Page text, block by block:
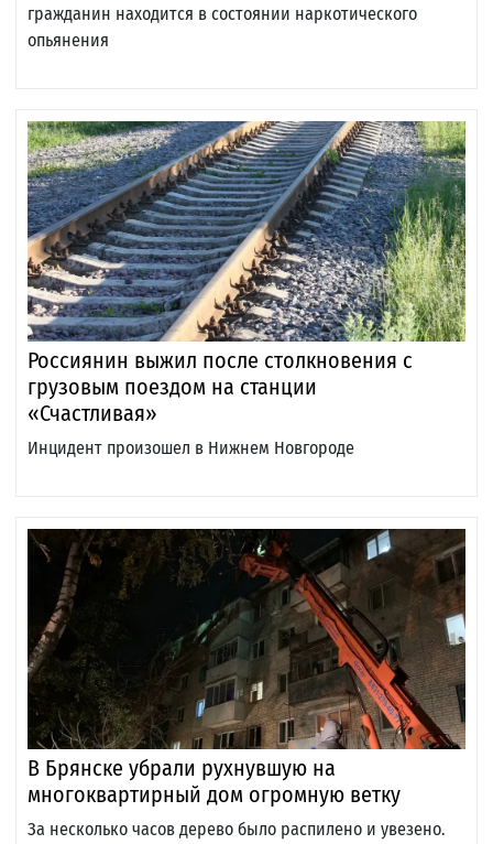
гражданин находится в состоянии наркотического
опьянения
Россиянин выжил после столкновения с
грузовым поездом на станции
«Счастливая»
Инцидент произошел в Нижнем Новгороде
В Брянске убрали рухнувшую на
многоквартирный дом огромную ветку
За несколько часов дерево было распилено и увезено.